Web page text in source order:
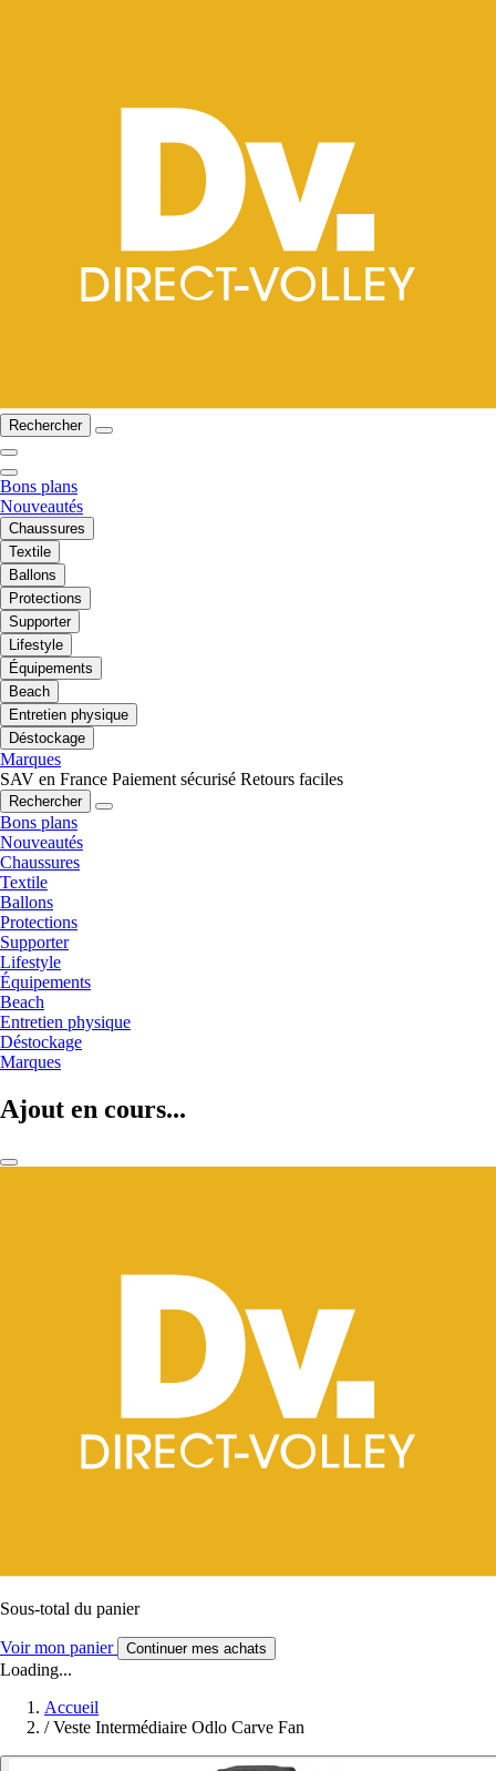
Rechercher
Bons plans
Nouveautés
Chaussures
Textile
Ballons
Protections
Supporter
Lifestyle
Équipements
Beach
Entretien physique
Déstockage
Marques
SAV en France Paiement sécurisé Retours faciles
Rechercher
Bons plans
Nouveautés
Chaussures
Textile
Ballons
Protections
Supporter
Lifestyle
Équipements
Beach
Entretien physique
Déstockage
Marques
Ajout en cours...
Sous-total du panier
Voir mon panier Continuer mes achats
Loading...
Accueil
/ Veste Intermédiaire Odlo Carve Fan